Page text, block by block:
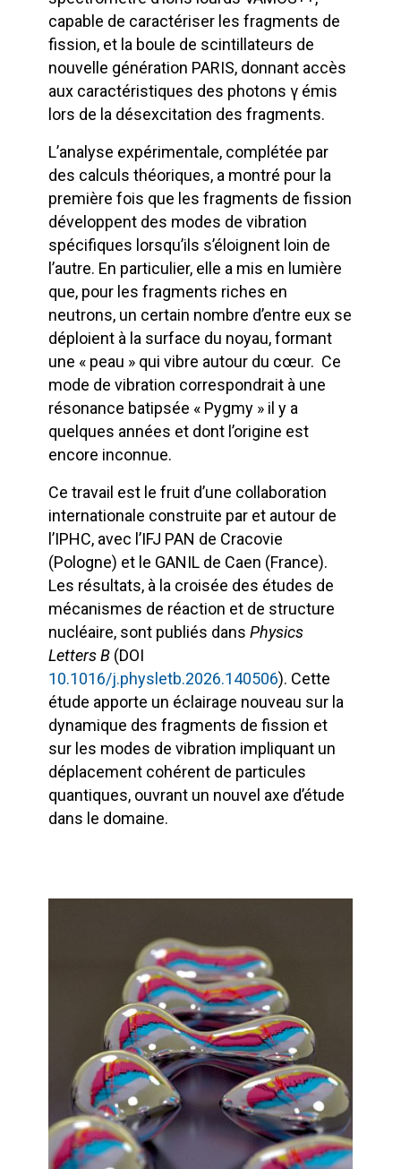
capable de caractériser les fragments de
fission, et la boule de scintillateurs de
nouvelle génération PARIS, donnant accès
aux caractéristiques des photons γ émis
lors de la désexcitation des fragments.
L’analyse expérimentale, complétée par
des calculs théoriques, a montré pour la
première fois que les fragments de fission
développent des modes de vibration
spécifiques lorsqu’ils s’éloignent loin de
l’autre. En particulier, elle a mis en lumière
que, pour les fragments riches en
neutrons, un certain nombre d’entre eux se
déploient à la surface du noyau, formant
une « peau » qui vibre autour du cœur. Ce
mode de vibration correspondrait à une
résonance batipsée « Pygmy » il y a
quelques années et dont l’origine est
encore inconnue.
Ce travail est le fruit d’une collaboration
internationale construite par et autour de
l’IPHC, avec l’IFJ PAN de Cracovie
(Pologne) et le GANIL de Caen (France).
Les résultats, à la croisée des études de
mécanismes de réaction et de structure
nucléaire, sont publiés dansPhysics
Letters B (DOI
10.1016/j.physletb.2026.140506). Cette
étude apporte un éclairage nouveau sur la
dynamique des fragments de fission et
sur les modes de vibration impliquant un
déplacement cohérent de particules
quantiques, ouvrant un nouvel axe d’étude
dans le domaine.